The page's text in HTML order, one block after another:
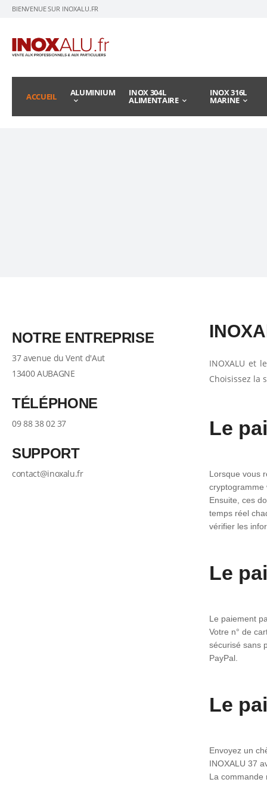
BIENVENUE SUR INOXALU.FR
ACCUEIL ALUMINIUM INOX 304L
ALIMENTAIRE
INOX 316L
MARINE
NOTRE ENTREPRISE
37 avenue du Vent d'Aut
13400 AUBAGNE
TÉLÉPHONE
09 88 38 02 37
SUPPORT
contact@inoxalu.fr
INOXALU et
Choisissez la
Le
Lorsque vous
cryptogramme
Ensuite, ces
temps réel
vérifier les
Le
Le paiement
Votre n° de
sécurisé sans
PayPal.
Le
Envoyez un
INOXALU 37
La commande